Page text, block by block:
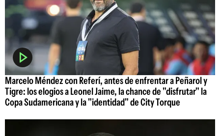
Marcelo Méndez con Referí, antes de enfrentar a Peñarol y
Tigre: los elogios a Leonel Jaime, la chance de "disfrutar" la
Copa Sudamericana y la "identidad" de City Torque